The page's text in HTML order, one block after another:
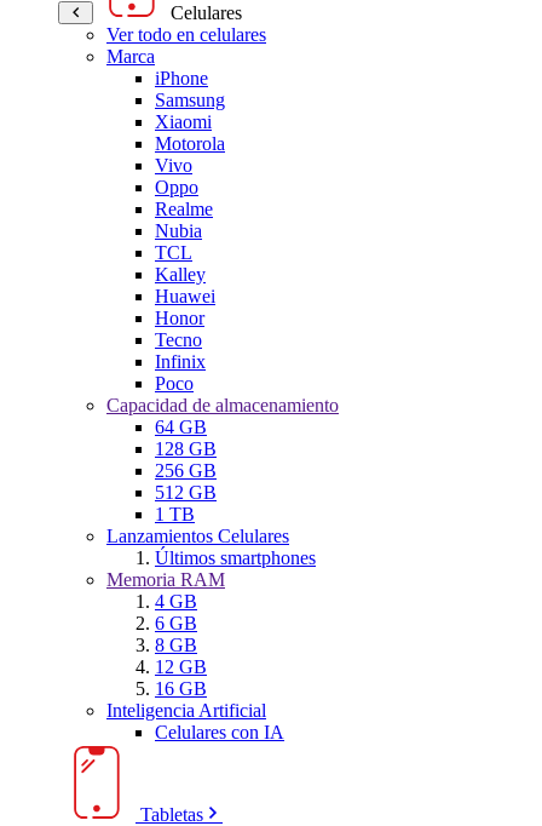
Celulares
Ver todo en celulares
Marca
iPhone
Samsung
Xiaomi
Motorola
Vivo
Oppo
Realme
Nubia
TCL
Kalley
Huawei
Honor
Tecno
Infinix
Poco
Capacidad de almacenamiento
64 GB
128 GB
256 GB
512 GB
1 TB
Lanzamientos Celulares
Últimos smartphones
Memoria RAM
4 GB
6 GB
8 GB
12 GB
16 GB
Inteligencia Artificial
Celulares con IA
Tabletas